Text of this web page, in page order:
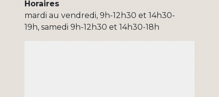
Horaires
mardi au vendredi, 9h-12h30 et 14h30-
19h, samedi 9h-12h30 et 14h30-18h